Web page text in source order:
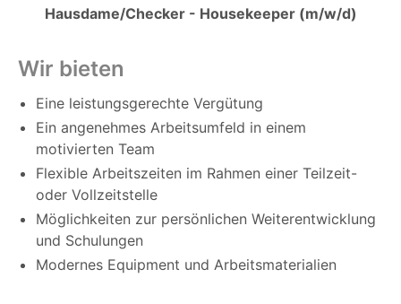
Hausdame/Checker - Housekeeper (m/w/d)
Wir bieten
Eine leistungsgerechte Vergütung
Ein angenehmes Arbeitsumfeld in einem
motivierten Team
Flexible Arbeitszeiten im Rahmen einer Teilzeit-
oder Vollzeitstelle
Möglichkeiten zur persönlichen Weiterentwicklung
und Schulungen
Modernes Equipment und Arbeitsmaterialien